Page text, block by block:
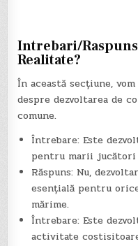
Intrebari/
Realitate?
În această secțiune,
despre dezvoltarea de
comune.
Întrebare: Este
pentru marii jucători
Răspuns: Nu,
esențială pentru
mărime.
Întrebare: Este
activitate